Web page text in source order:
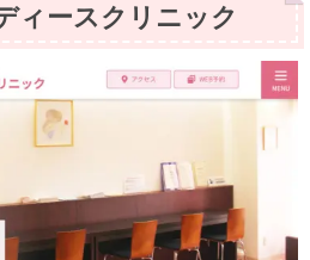
ィースクリニック